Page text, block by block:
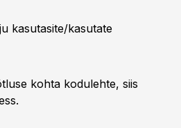
kasutasite/kasutate
kohta kodulehte, siis